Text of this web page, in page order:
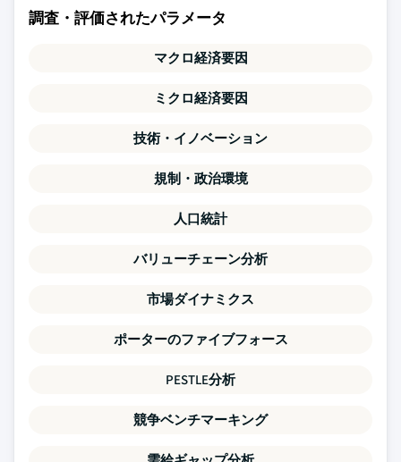
調査・評価されたパラメータ
マクロ経済要因
ミクロ経済要因
技術・イノベーション
規制・政治環境
人口統計
バリューチェーン分析
市場ダイナミクス
ポーターのファイブフォース
PESTLE分析
競争ベンチマーキング